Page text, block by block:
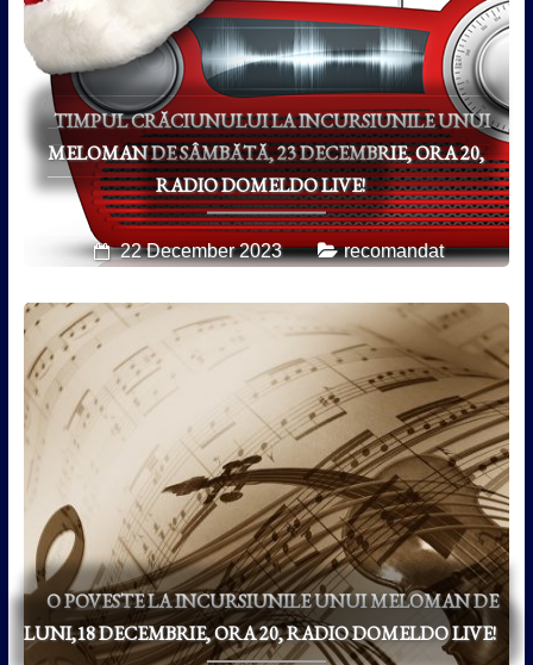
TIMPUL CRĂCIUNULUI LA INCURSIUNILE UNUI
MELOMAN DE SÂMBĂTĂ, 23 DECEMBRIE, ORA 20,
RADIO DOMELDO LIVE!
22 December 2023 recomandat
O POVESTE LA INCURSIUNILE UNUI MELOMAN DE
LUNI,18 DECEMBRIE, ORA 20, RADIO DOMELDO LIVE!